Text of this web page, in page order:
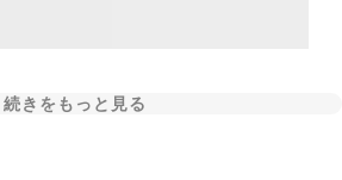
続きをもっと見る